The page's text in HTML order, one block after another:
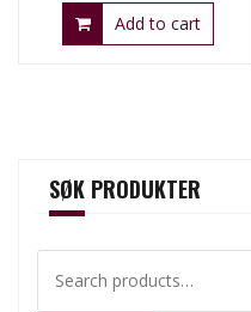
Add to cart
SØK PRODUKTER
for: